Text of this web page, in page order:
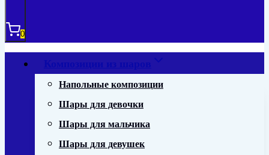
0
Композиции из шаров
Напольные композиции
Шары для девочки
Шары для мальчика
Шары для девушек